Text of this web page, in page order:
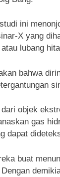
ini
X yang
lubang
bahwa
objek
gas
dapat
buat